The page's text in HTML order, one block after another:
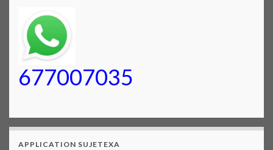
677007035
APPLICATION SUJETEXA